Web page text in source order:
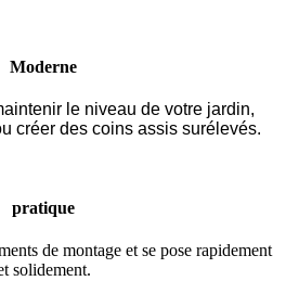
Moderne
le niveau de votre jardin,
créer des coins assis surélevés.
pratique
de montage et se pose rapidement
solidement.